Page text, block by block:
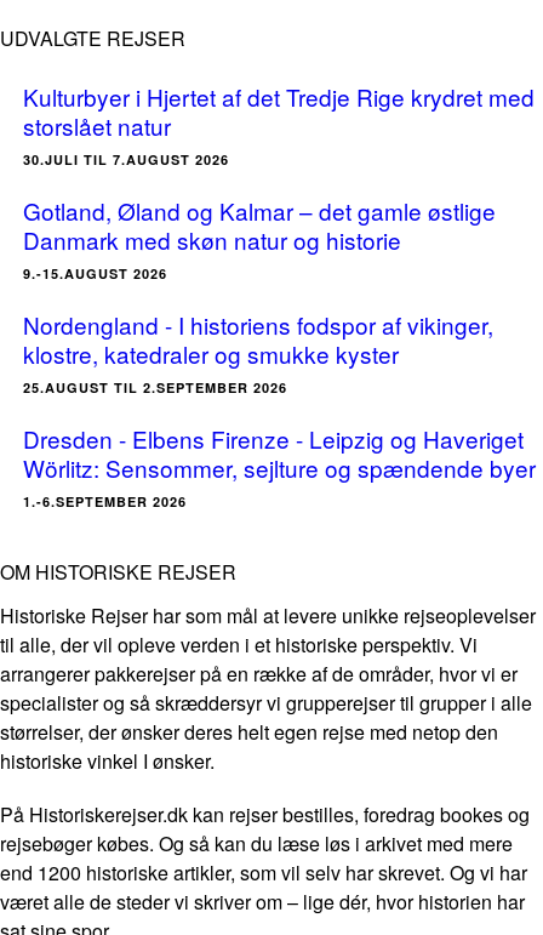
UDVALGTE REJSER
Kulturbyer i Hjertet af det Tredje Rige krydret med
storslået natur
30.JULI TIL 7.AUGUST 2026
Gotland, Øland og Kalmar – det gamle østlige
Danmark med skøn natur og historie
9.-15.AUGUST 2026
Nordengland - I historiens fodspor af vikinger,
klostre, katedraler og smukke kyster
25.AUGUST TIL 2.SEPTEMBER 2026
Dresden - Elbens Firenze - Leipzig og Haveriget
Wörlitz: Sensommer, sejlture og spændende byer
1.-6.SEPTEMBER 2026
OM HISTORISKE REJSER
Historiske Rejser har som mål at levere unikke rejseoplevelser
til alle, der vil opleve verden i et historiske perspektiv. Vi
arrangerer pakkerejser på en række af de områder, hvor vi er
specialister og så skræddersyr vi grupperejser til grupper i alle
størrelser, der ønsker deres helt egen rejse med netop den
historiske vinkel I ønsker.
På Historiskerejser.dk kan rejser bestilles, foredrag bookes og
rejsebøger købes. Og så kan du læse løs i arkivet med mere
end 1200 historiske artikler, som vil selv har skrevet. Og vi har
været alle de steder vi skriver om – lige dér, hvor historien har